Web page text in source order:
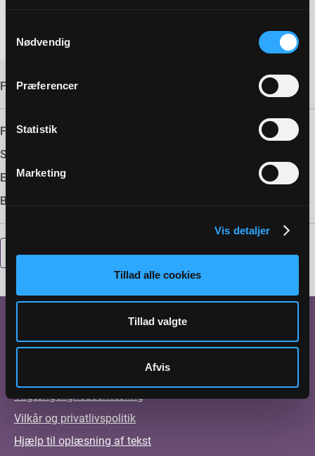
Nødvendig
Præferencer
Statistik
Marketing
Vis detaljer
Tillad alle cookies
Tillad valgte
Afvis
FILINFORMATION
Filtype:DOCX
Størrelse:
Emneord:GDPR,
Beskrivelse:
DOWNLOAD
Job
Tilgængelighedserklæring
Vilkår og privatlivspolitik
Hjælp til oplæsning af tekst